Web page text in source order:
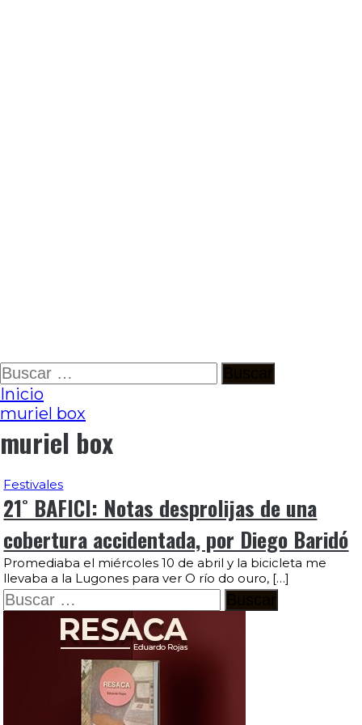
Ir
al
contenido
Buscar:
Inicio
muriel box
muriel box
Festivales
21˚ BAFICI: Notas desprolijas de una
cobertura accidentada, por Diego Baridó
Promediaba el miércoles 10 de abril y la bicicleta me
llevaba a la Lugones para ver O río do ouro, […]
Buscar: